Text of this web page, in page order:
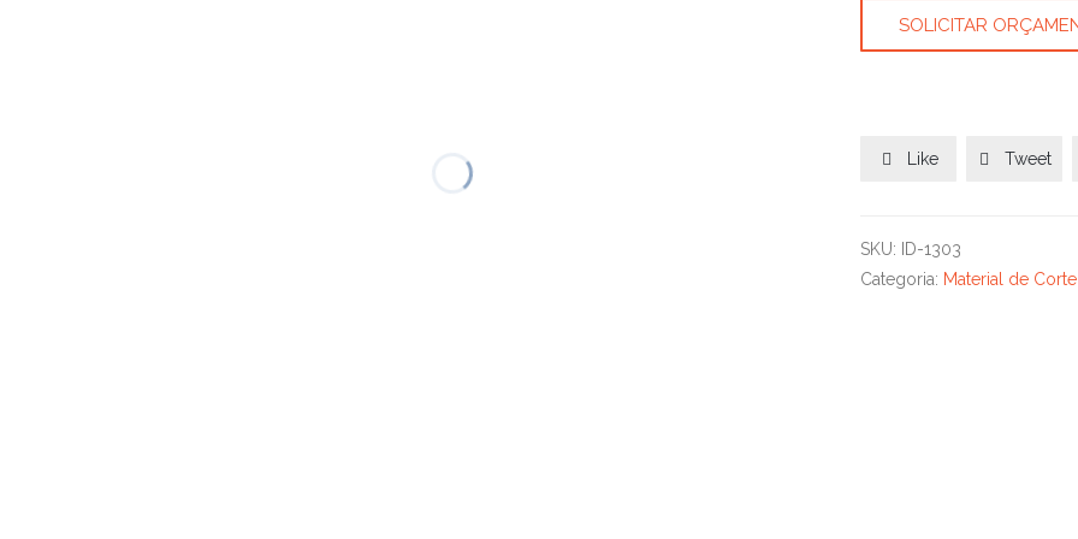
SOLICITAR
 Like  Tweet
SKU:
ID-1303
Categoria: Material de Corte